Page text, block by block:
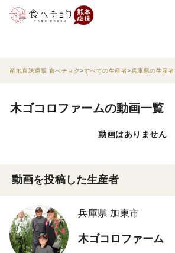
産地直送通販 食べチョク すべての生産者 兵庫県の生産者
木ゴコロファームの動画一覧
動画はありません
動画を投稿した生産者
兵庫県 加東市
木ゴコロファーム